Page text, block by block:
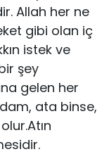
Allah her ne
gibi olan iç
istek ve
şey
gelen her
ata binse,